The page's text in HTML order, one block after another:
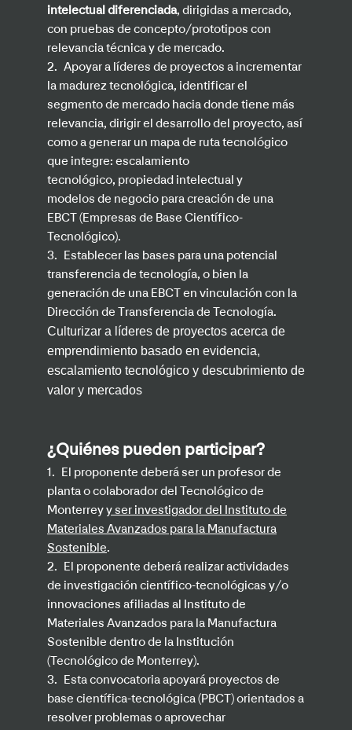
intelectual diferenciada, dirigidas a mercado,
con pruebas de concepto/prototipos con
relevancia técnica y de mercado.
2. Apoyar a líderes de proyectos a incrementar
la madurez tecnológica, identificar el
segmento de mercado hacia donde tiene más
relevancia, dirigir el desarrollo del proyecto, así
como a generar un mapa de ruta tecnológico
que integre: escalamiento
tecnológico, propiedad intelectual y
modelos de negocio para creación de una
EBCT (Empresas de Base Científico-
Tecnológico).
3.
Establecer las bases para una potencial
transferencia de tecnología, o bien la
generación de una EBCT en vinculación con la
Dirección de Transferencia de Tecnología.
Culturizar a líderes de proyectos acerca de
emprendimiento basado en evidencia,
escalamiento tecnológico y descubrimiento de
valor y mercados
¿Quiénes pueden participar?
1.
El proponente deberá ser un profesor de
planta o colaborador del Tecnológico de
Monterreyy ser investigador del Instituto de
Materiales Avanzados para la Manufactura
Sostenible.
2.
El proponente deberá realizar actividades
de investigación científico-tecnológicas y/o
innovaciones afiliadas al Instituto de
Materiales Avanzados para la Manufactura
Sostenible dentro de la Institución
(Tecnológico de Monterrey).
3.
Esta convocatoria apoyará proyectos de
base científica-tecnológica (PBCT) orientados a
resolver problemas o aprovechar